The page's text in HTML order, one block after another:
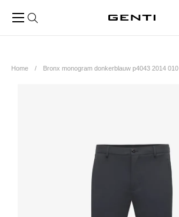
Home Bronx monogram donkerblauw p4043 2014 010